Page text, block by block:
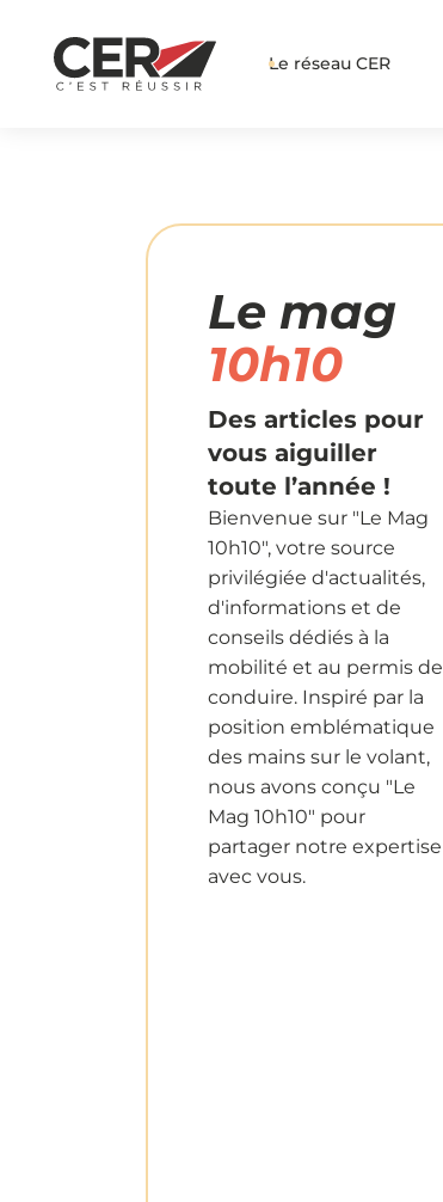
Le réseau CER
Le mag
10h10
Des articles pour
vous aiguiller
toute l’année !
Bienvenue sur "Le Mag
10h10", votre source
privilégiée d'actualités,
d'informations et de
conseils dédiés à la
mobilité et au permis de
conduire. Inspiré par la
position emblématique
des mains sur le volant,
nous avons conçu "Le
Mag 10h10" pour
partager notre expertise
avec vous.